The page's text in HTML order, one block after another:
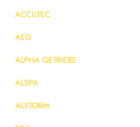
ACCUTEC
AEG
ALPHA GETRIEBE
ALSPA
ALSTORM